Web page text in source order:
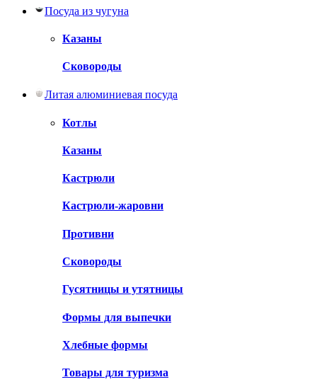
Посуда из чугуна
Казаны
Сковороды
Литая алюминиевая посуда
Котлы
Казаны
Кастрюли
Кастрюли-жаровни
Противни
Сковороды
Гусятницы и утятницы
Формы для выпечки
Хлебные формы
Товары для туризма